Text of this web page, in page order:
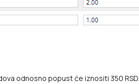
odnosno popust će iznositi 350 RSD.